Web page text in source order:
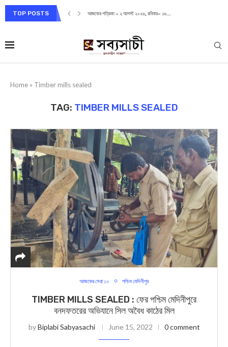
TOP POSTS আজকের পত্রিকা – ২ আগস্ট ২০২৬, রবিবার– ১৬...
Home » Timber mills sealed
TAG: TIMBER MILLS SEALED
আজকের সেরা ১০ পশ্চিম মেদিনীপুর
TIMBER MILLS SEALED : ফের পশ্চিম মেদিনীপুরে
বনদফতরের অভিযানে সিল অবৈধ কাঠের মিল
byBiplabi Sabyasachi June 15, 2022 0 comment